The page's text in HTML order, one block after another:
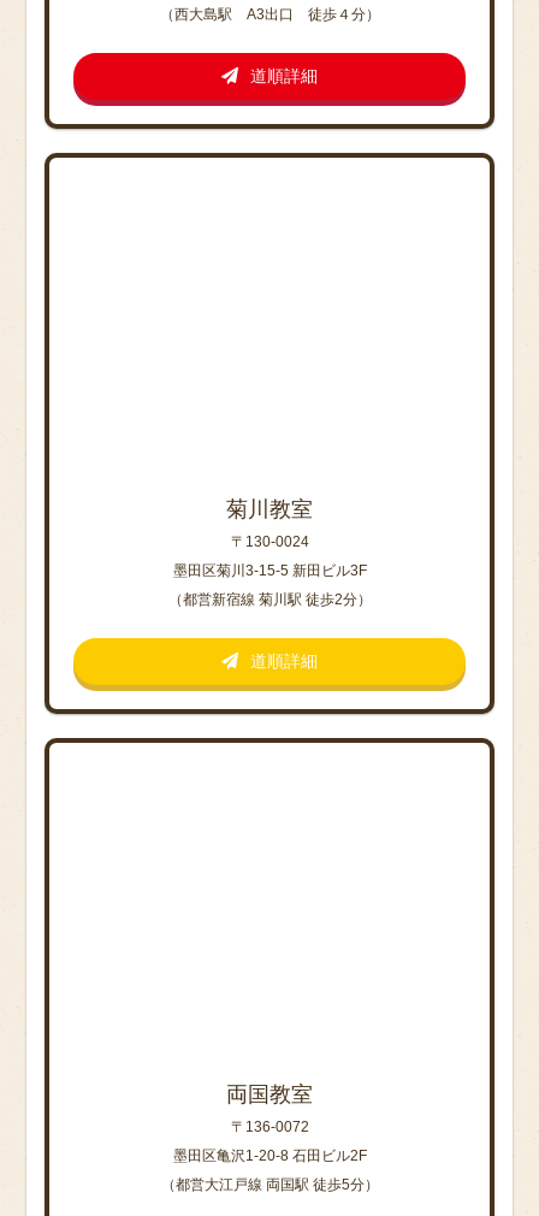
（西大島駅 A3出口 徒歩４分）
道順詳細
菊川教室
〒130-0024
墨田区菊川3-15-5 新田ビル3F
（都営新宿線 菊川駅 徒歩2分）
道順詳細
両国教室
〒136-0072
墨田区亀沢1-20-8 石田ビル2F
（都営大江戸線 両国駅 徒歩5分）